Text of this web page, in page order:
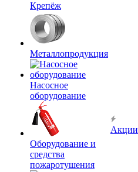
Крепёж
Металлопродукция
Насосное
оборудование
Оборудование и
средства
пожаротушения
Акции